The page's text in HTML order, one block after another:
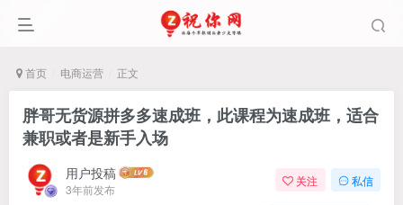
首页 电商运营 正文
胖哥无货源拼多多速成班，此课程为速成班，适合
兼职或者是新手入场
用户投稿
3年前发布
关注 私信